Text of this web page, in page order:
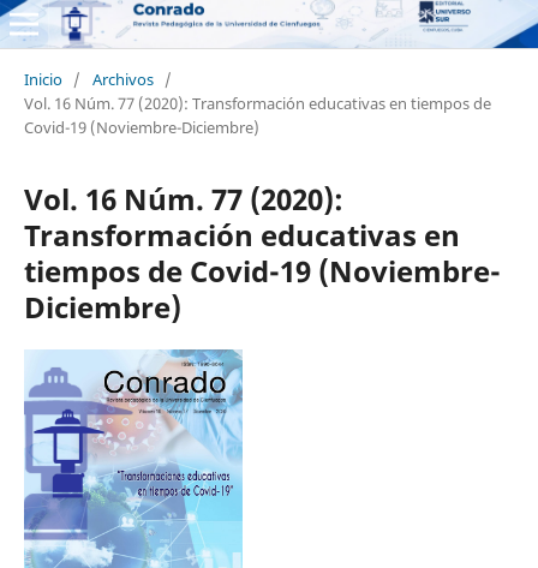
Inicio / Archivos /
Vol. 16 Núm. 77 (2020): Transformación educativas en tiempos de
Covid-19 (Noviembre-Diciembre)
Vol. 16 Núm. 77 (2020):
Transformación educativas en
tiempos de Covid-19 (Noviembre-
Diciembre)